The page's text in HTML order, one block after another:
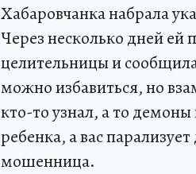
Хабаровчанка набрала
Через несколько дней ей
целительницы и
можно избавиться, но
кто-то узнал, а то
ребенка, а вас
мошенница.